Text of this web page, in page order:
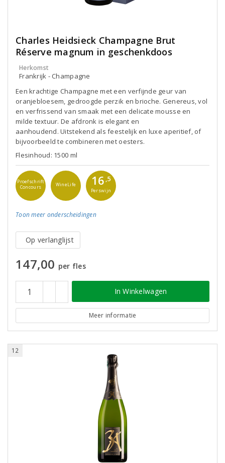
Charles Heidsieck Champagne Brut
Réserve magnum in geschenkdoos
Herkomst
Frankrijk - Champagne
Een krachtige Champagne met een verfijnde geur van
oranjebloesem, gedroogde perzik en brioche. Genereus, vol
en verfrissend van smaak met een delicate mousse en
milde textuur. De afdronk is elegant en
aanhoudend. Uitstekend als feestelijk en luxe aperitief, of
bijvoorbeeld te combineren met oesters.
Flesinhoud: 1500 ml
Proefschrift
Concours
WineLife 16 ,5
Perswijn
Toon meer onderscheidingen
Op verlanglijst
147,00 per fles
In Winkelwagen
Meer informatie
12